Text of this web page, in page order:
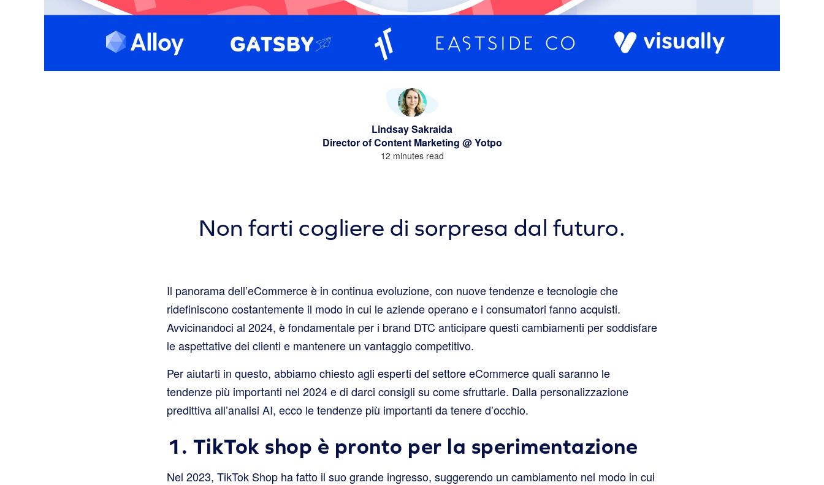
Lindsay Sakraida
Director of Content Marketing @ Yotpo
12 minutes read
Non farti cogliere di sorpresa dal futuro.
Il panorama dell’eCommerce è in continua evoluzione, con nuove tendenze e tecnologie che
ridefiniscono costantemente il modo in cui le aziende operano e i consumatori fanno acquisti.
Avvicinandoci al 2024, è fondamentale per i brand DTC anticipare questi cambiamenti per soddisfare
le aspettative dei clienti e mantenere un vantaggio competitivo.
Per aiutarti in questo, abbiamo chiesto agli esperti del settore eCommerce quali saranno le
tendenze più importanti nel 2024 e di darci consigli su come sfruttarle. Dalla personalizzazione
predittiva all’analisi AI, ecco le tendenze più importanti da tenere d’occhio.
1. TikTok shop è pronto per la sperimentazione
Nel 2023, TikTok Shop ha fatto il suo grande ingresso, suggerendo un cambiamento nel modo in cui